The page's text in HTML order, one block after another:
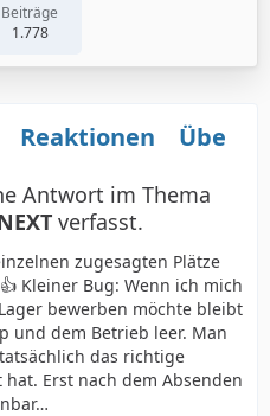
Beiträge
1.778
Reaktionen Über
Antwort im Thema
verfasst.
zugesagten Plätze
Kleiner Bug: Wenn ich mich
bewerben möchte bleibt
und dem Betrieb leer. Man
das richtige
Erst nach dem Absenden